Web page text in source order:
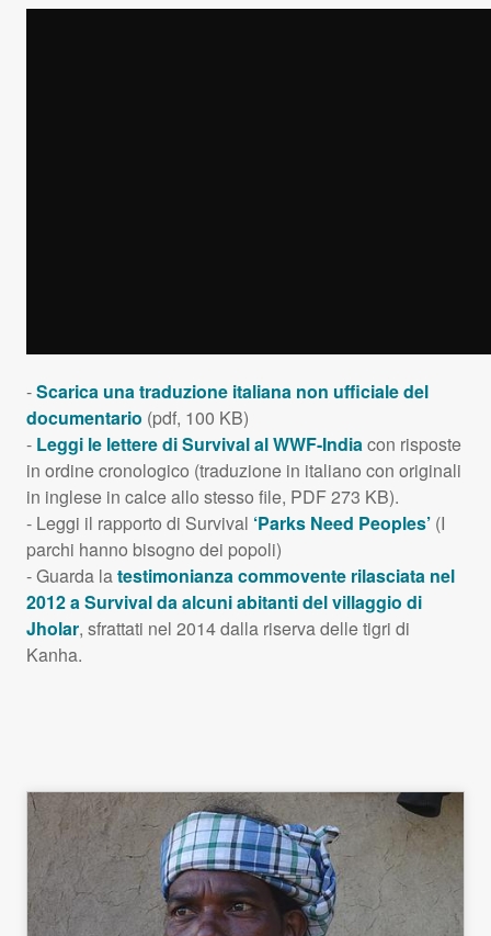
-Scarica una traduzione italiana non ufficiale del
documentario (pdf, 100 KB)
- Leggi le lettere di Survival alWWF-Indiacon risposte
in ordine cronologico (traduzione in italiano con originali
in inglese in calce allo stesso file, PDF273 KB).
- Leggi il rapporto di Survival ‘Parks Need Peoples’ (I
parchi hanno bisogno dei popoli)
- Guarda latestimonianza commovente rilasciata nel
2012 a Survival da alcuni abitanti del villaggio di
Jholar, sfrattati nel 2014 dalla riserva delle tigri di
Kanha.